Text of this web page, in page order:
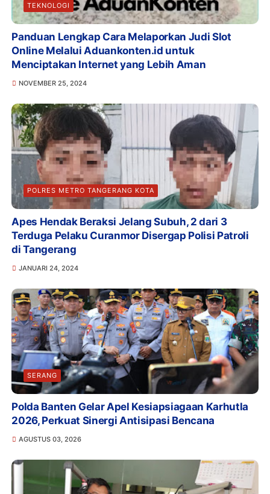
TEKNOLOGI
Panduan Lengkap Cara Melaporkan Judi Slot
Online Melalui Aduankonten.id untuk
Menciptakan Internet yang Lebih Aman
NOVEMBER 25, 2024
POLRES METRO TANGERANG KOTA
Apes Hendak Beraksi Jelang Subuh, 2 dari 3
Terduga Pelaku Curanmor Disergap Polisi Patroli
di Tangerang
JANUARI 24, 2024
SERANG
Polda Banten Gelar Apel Kesiapsiagaan Karhutla
2026, Perkuat Sinergi Antisipasi Bencana
AGUSTUS 03, 2026